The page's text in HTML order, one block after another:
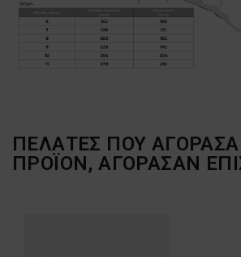
ΠΕΛΆΤΕΣ ΠΟΥ
ΠΡΟΪΌΝ, ΑΓΌΡΑΣΑΝ